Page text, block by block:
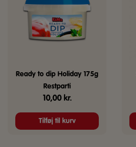
Ready to dip Holiday 175g
Restparti
10,00 kr.
Tilføj til kurv